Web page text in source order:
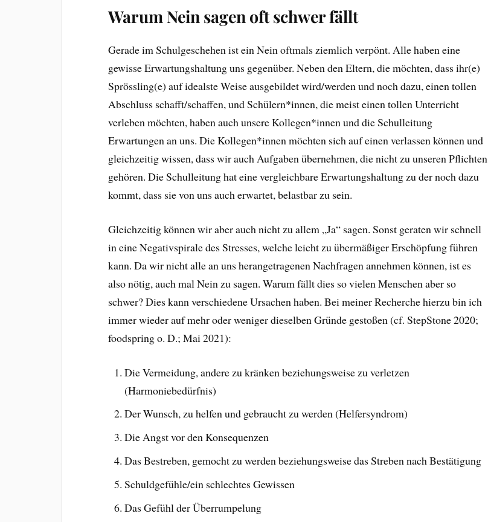
Warum Nein sagen oft schwer fällt
Gerade im Schulgeschehen ist ein Nein oftmals ziemlich verpönt. Alle haben eine
gewisse Erwartungshaltung uns gegenüber. Neben den Eltern, die möchten, dass ihr(e)
Sprössling(e) auf idealste Weise ausgebildet wird/werden und noch dazu, einen tollen
Abschluss schafft/schaffen, und Schülern*innen, die meist einen tollen Unterricht
verleben möchten, haben auch unsere Kollegen*innen und die Schulleitung
Erwartungen an uns. Die Kollegen*innen möchten sich auf einen verlassen können und
gleichzeitig wissen, dass wir auch Aufgaben übernehmen, die nicht zu unseren Pflichten
gehören. Die Schulleitung hat eine vergleichbare Erwartungshaltung zu der noch dazu
kommt, dass sie von uns auch erwartet, belastbar zu sein.
Gleichzeitig können wir aber auch nicht zu allem „Ja“ sagen. Sonst geraten wir schnell
in eine Negativspirale des Stresses, welche leicht zu übermäßiger Erschöpfung führen
kann. Da wir nicht alle an uns herangetragenen Nachfragen annehmen können, ist es
also nötig, auch mal Nein zu sagen. Warum fällt dies so vielen Menschen aber so
schwer? Dies kann verschiedene Ursachen haben. Bei meiner Recherche hierzu bin ich
immer wieder auf mehr oder weniger dieselben Gründe gestoßen (cf. StepStone 2020;
foodspring o. D.; Mai 2021):
Die Vermeidung, andere zu kränken beziehungsweise zu verletzen
(Harmoniebedürfnis)
Der Wunsch, zu helfen und gebraucht zu werden (Helfersyndrom)
Die Angst vor den Konsequenzen
Das Bestreben, gemocht zu werden beziehungsweise das Streben nach Bestätigung
Schuldgefühle/ein schlechtes Gewissen
Das Gefühl der Überrumpelung